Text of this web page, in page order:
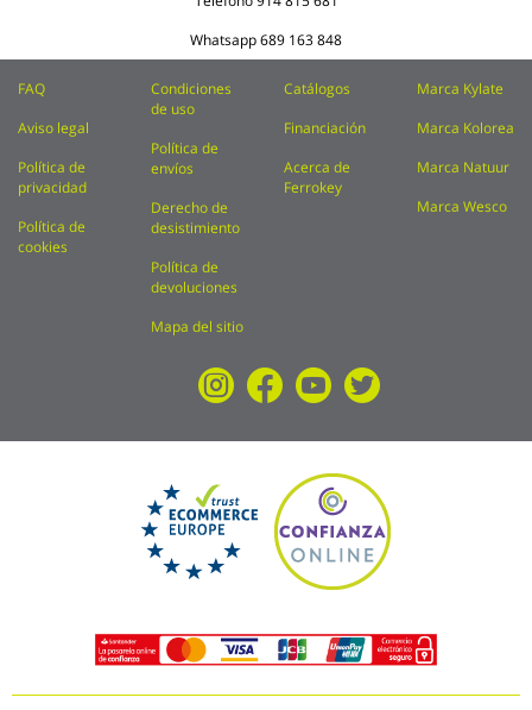
Whatsapp689 163 848
FAQ
Aviso legal
Política de
privacidad
Política de
cookies
Condiciones
de uso
Política de
envíos
Derecho de
desistimiento
Política de
devoluciones
Mapa del sitio
Catálogos
Financiación
Acerca de
Ferrokey
Marca Kylate
Marca Kolorea
Marca Natuur
Marca Wesco